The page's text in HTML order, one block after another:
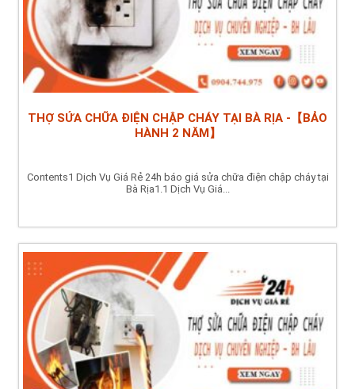
THỢ SỬA CHỮA ĐIỆN CHẬP CHÁY TẠI BÀ RỊA -【BẢO
HÀNH 2 NĂM】
Contents1 Dịch Vụ Giá Rẻ 24h báo giá sửa chữa điện chập cháy tại
Bà Rịa1.1 Dịch Vụ Giá...